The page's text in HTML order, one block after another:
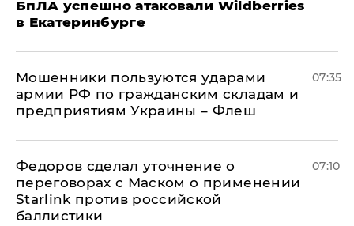
БпЛА успешно атаковали Wildberries
в Екатеринбурге
Мошенники пользуются ударами
армии РФ по гражданским складам и
предприятиям Украины – Флеш
07:35
Федоров сделал уточнение о
переговорах с Маском о применении
Starlink против российской
баллистики
07:10